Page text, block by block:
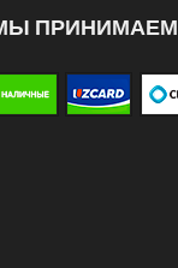
ПРИНИМАЕМ